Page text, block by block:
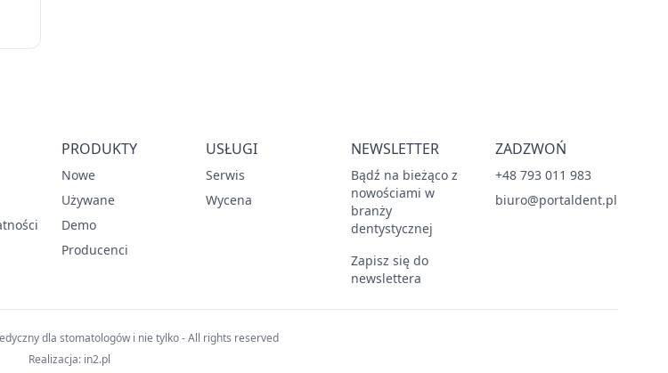
PRODUKTY
Nowe
Używane
Demo
Producenci
USŁUGI
Serwis
Wycena
NEWSLETTER
Bądź na bieżąco z
nowościami w
branży
dentystycznej
Zapisz się do
newslettera
ZADZWOŃ
+48 793 011 983
biuro@portaldent.pl
dla stomatologów i nie tylko - All rights reserved
Realizacja: in2.pl